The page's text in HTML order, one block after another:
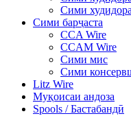
Сими
Сими барҷаста
CCA Wire
CCAM Wire
Сими мис
Сими
Litz Wire
Муқоисаи андоза
Spools / Бастабандӣ